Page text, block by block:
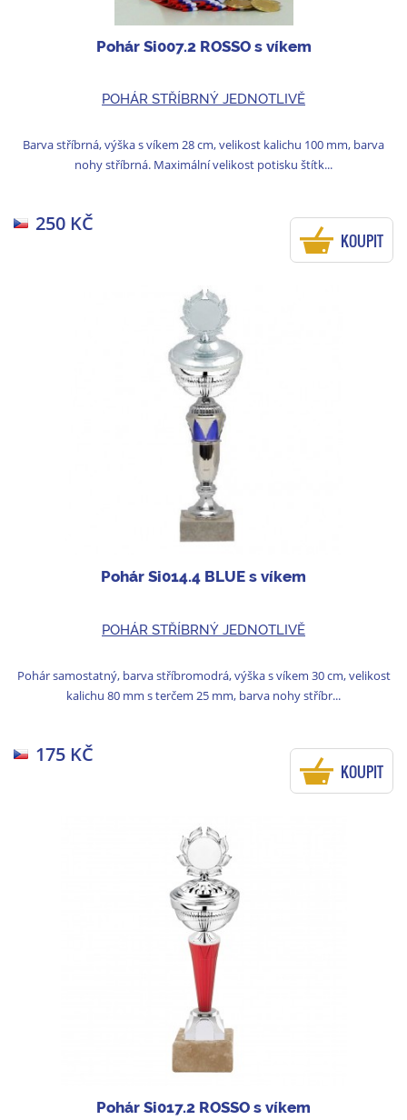
Pohár Si007.2 ROSSO s víkem
POHÁR STŘÍBRNÝ JEDNOTLIVĚ
Barva stříbrná, výška s víkem 28 cm, velikost kalichu 100 mm, barva
nohy stříbrná. Maximální velikost potisku štítk...
250 KČ
KOUPIT
Pohár Si014.4 BLUE s víkem
POHÁR STŘÍBRNÝ JEDNOTLIVĚ
Pohár samostatný, barva stříbromodrá, výška s víkem 30 cm, velikost
kalichu 80 mm s terčem 25 mm, barva nohy stříbr...
175 KČ
KOUPIT
Pohár Si017.2 ROSSO s víkem